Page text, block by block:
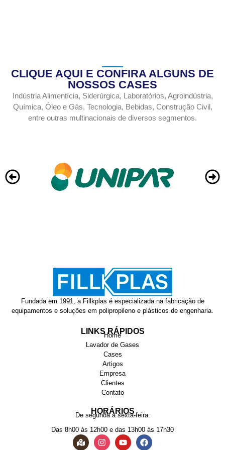
CLIQUE AQUI E CONFIRA ALGUNS DE
NOSSOS CASES
Indústria Alimentícia, Siderúrgica, Laboratórios, Agroindústria,
Química, Óleo e Gás, Tecnologia, Bebidas, Construção Civil,
entre outras multinacionais de diversos segmentos.
Fundada em 1991, a Fillkplas é especializada na fabricação de
equipamentos e soluções em polipropileno e plásticos de engenharia.
LINKS RÁPIDOS
Home
Lavador de Gases
Cases
Artigos
Empresa
Clientes
Contato
HORÁRIOS
De segunda à sexta-feira:
Das 8h00 às 12h00 e das 13h00 às 17h30